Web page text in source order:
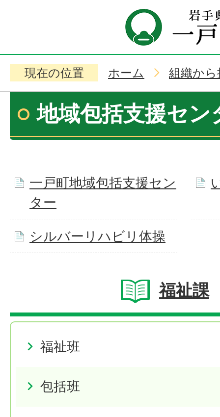
現在の位置 ホーム 組織か
地域包括支援セン
一戸町地域包括支援セン
ター
シルバーリハビリ体操
福祉課
福祉班
包括班